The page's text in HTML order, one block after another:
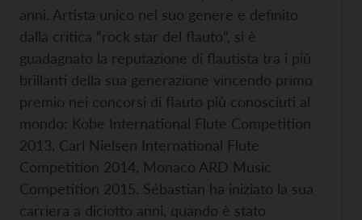
anni. Artista unico nel suo genere e definito
dalla critica “rock star del flauto”, si è
guadagnato la reputazione di flautista tra i più
brillanti della sua generazione vincendo primo
premio nei concorsi di flauto più conosciuti al
mondo: Kobe International Flute Competition
2013, Carl Nielsen International Flute
Competition 2014, Monaco ARD Music
Competition 2015. Sébastian ha iniziato la sua
carriera a diciotto anni, quando è stato